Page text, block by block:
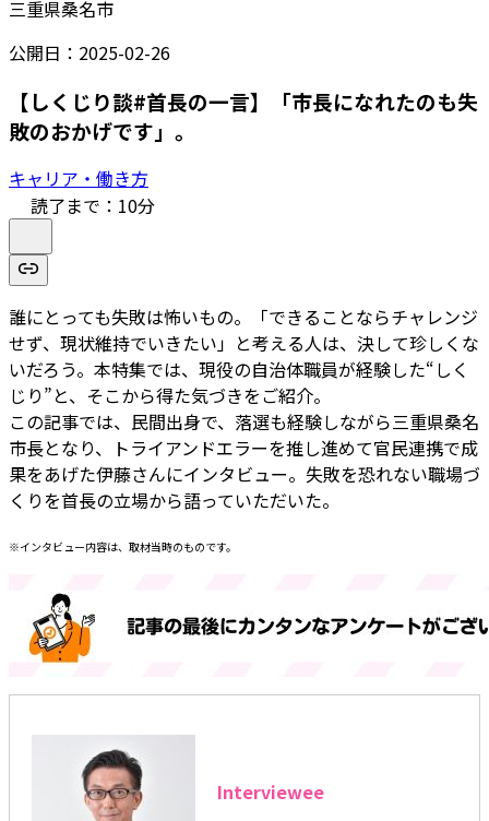
三重県桑名市
公開日： 2025-02-26
【しくじり談#首長の一言】「市長になれたのも失
敗のおかげです」。
キャリア・働き方
読了まで： 10分
誰にとっても失敗は怖いもの。「できることならチャレンジ
せず、現状維持でいきたい」と考える人は、決して珍しくな
いだろう。本特集では、現役の自治体職員が経験した“しく
じり”と、そこから得た気づきをご紹介。
この記事では、民間出身で、落選も経験しながら三重県桑名
市長となり、トライアンドエラーを推し進めて官民連携で成
果をあげた伊藤さんにインタビュー。失敗を恐れない職場づ
くりを首長の立場から語っていただいた。
※インタビュー内容は、取材当時のものです。
Interviewee